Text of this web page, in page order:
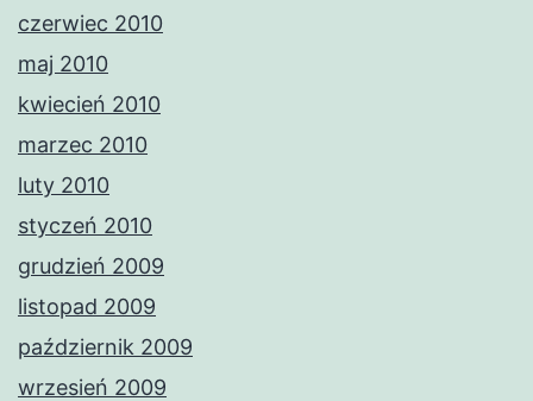
czerwiec 2010
maj 2010
kwiecień 2010
marzec 2010
luty 2010
styczeń 2010
grudzień 2009
listopad 2009
październik 2009
wrzesień 2009